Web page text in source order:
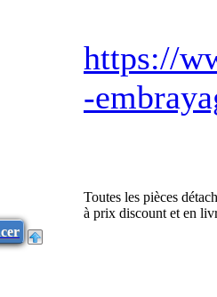
https://
-
Toutes les pièces
à prix discount et en